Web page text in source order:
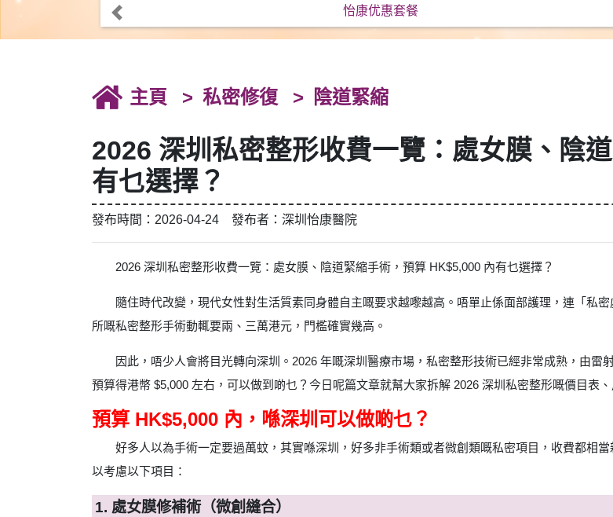
怡康优惠套餐
主頁 私密修復 陰道緊縮
2026 深圳私密整形收費一覽：處女膜、陰
有乜選擇？
發布時間：2026-04-24 發布者：深圳怡康醫院
2026 深圳私密整形收費一覽：處女膜、陰道緊縮手術，預算 HK$5,000 內有乜選擇？
隨住時代改變，現代女性對生活質素同身體自主嘅要求越嚟越高。唔單止係面部護理，連「私
所嘅私密整形手術動輒要兩、三萬港元，門檻確實幾高。
因此，唔少人會將目光轉向深圳。2026 年嘅深圳醫療市場，私密整形技術已經非常成熟，由
預算得港幣 $5,000 左右，可以做到啲乜？今日呢篇文章就幫大家拆解 2026 深圳私密整形嘅價目表
預算 HK$5,000 內，喺深圳可以做啲乜？
好多人以為手術一定要過萬蚊，其實喺深圳，好多非手術類或者微創類嘅私密項目，收費都相
以考慮以下項目：
1. 處女膜修補術（微創縫合）